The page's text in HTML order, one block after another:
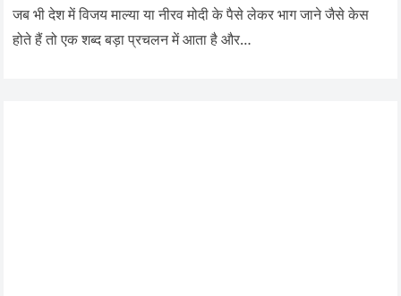
जब भी देश में विजय माल्या या नीरव मोदी के पैसे लेकर भाग जाने जैसे केस
होते हैं तो एक शब्द बड़ा प्रचलन में आता है और…